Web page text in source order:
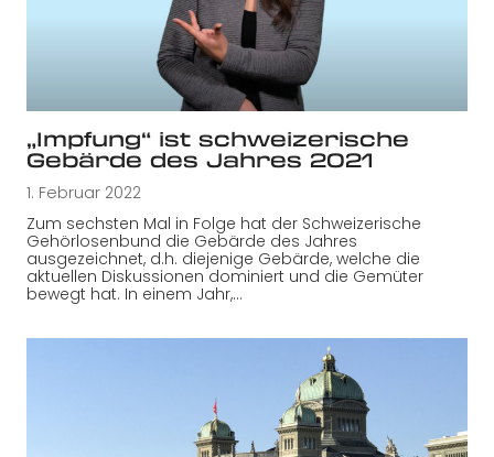
„Impfung“ ist schweizerische
Gebärde des Jahres 2021
1. Februar 2022
Zum sechsten Mal in Folge hat der Schweizerische
Gehörlosenbund die Gebärde des Jahres
ausgezeichnet, d.h. diejenige Gebärde, welche die
aktuellen Diskussionen dominiert und die Gemüter
bewegt hat. In einem Jahr,…